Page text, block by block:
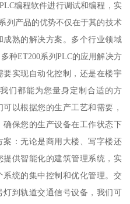
编程软件进行调试和编程，实
列产品的优势不仅在于其的技术
熟的解决方案。多个行业领域
种ET200系列PLC的应用解决方
实现自动化控制，还是在楼宇
们都能为您量身定制合适的方
以根据您的生产工艺和需要，
保您的生产设备在工作状态下
：无论是商用大楼、写字楼还
供智能化的建筑管理系统，实
统的集中控制和优化管理。交
到轨道交通信号设备，我们可